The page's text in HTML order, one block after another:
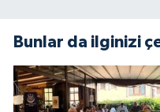
Bunlar da ilginizi